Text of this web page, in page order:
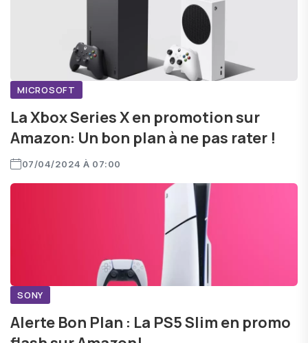
MICROSOFT
La Xbox Series X en promotion sur
Amazon: Un bon plan à ne pas rater !
07/04/2024 À 07:00
SONY
Alerte Bon Plan : La PS5 Slim en promo